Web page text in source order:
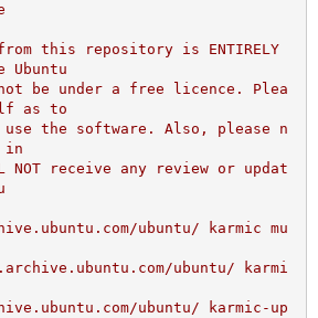
this repository is ENTIRELY
Ubuntu
not be under a free licence. Plea
as to
the software. Also, please n
in
NOT receive any review or updat
ubuntu/ karmic mu
ubuntu/ karmi
ubuntu/ karmic-up